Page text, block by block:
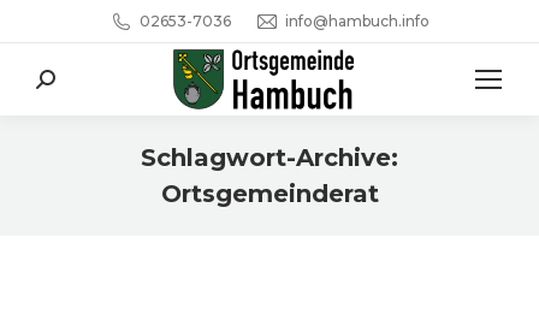
02653-7036 info@hambuch.info
Search:
Schlagwort-Archive:
Ortsgemeinderat